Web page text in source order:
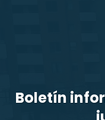
Boletín